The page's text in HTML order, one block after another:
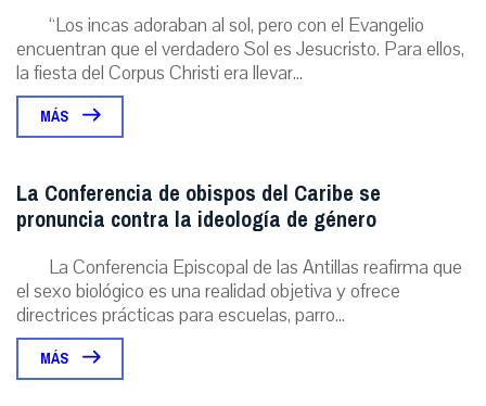
“Los incas adoraban al sol, pero con el Evangelio
encuentran que el verdadero Sol es Jesucristo. Para ellos,
la fiesta del Corpus Christi era llevar...
MÁS
La Conferencia de obispos del Caribe se
pronuncia contra la ideología de género
La Conferencia Episcopal de las Antillas reafirma que
el sexo biológico es una realidad objetiva y ofrece
directrices prácticas para escuelas, parro...
MÁS